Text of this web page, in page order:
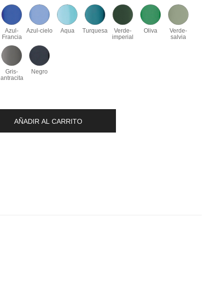
Azul-
Francia
Azul-cielo Aqua Turquesa
Verde-
imperial
Oliva
Verde-
salvia
Gris-
antracita
Negro
AÑADIR AL CARRITO